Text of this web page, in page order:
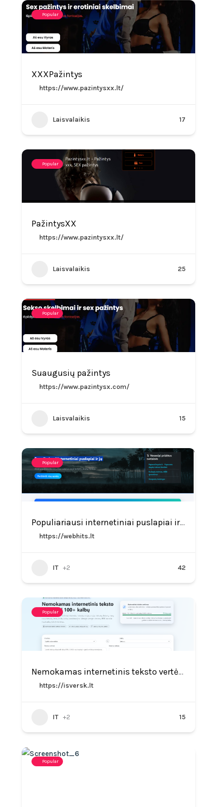
Popular
XXXPažintys
https://www.pazintysxx.lt/
Laisvalaikis 17
Popular
PažintysXX
https://www.pazintysxx.lt/
Laisvalaikis 25
Popular
Suaugusių pažintys
https://www.pazintysx.com/
Laisvalaikis 15
Popular
Populiariausi internetiniai puslapiai ir lankomumo skaitliukas – WebHits.lt
https://webhits.lt
IT +2 42
Popular
Nemokamas internetinis teksto vertėjas į 100+ kalbų – Isversk.lt
https://isversk.lt
IT +2 15
Popular